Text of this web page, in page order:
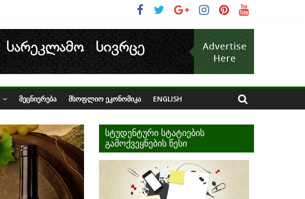
ᲛᲔᲪᲜᲘᲔᲠᲔᲑᲐ ᲛᲡᲝᲤᲚᲘᲝ ᲔᲙᲝᲜᲝᲛᲘᲙᲐ ENGLISH
სტუდენტური სტატიების
გამოქვეყნების წესი